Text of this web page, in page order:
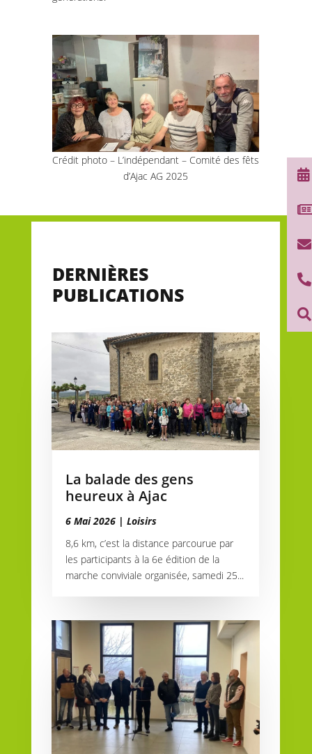




Crédit photo – L’indépendant – Comité des fêts
d’Ajac AG 2025
DERNIÈRES
PUBLICATIONS
La balade des gens
heureux à Ajac
6 Mai 2026| Loisirs
8,6 km, c’est la distance parcourue par
les participants à la 6e édition de la
marche conviviale organisée, samedi 25...